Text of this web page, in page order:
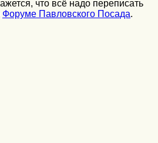
что всё надо переписать
Форуме Павловского Посада.